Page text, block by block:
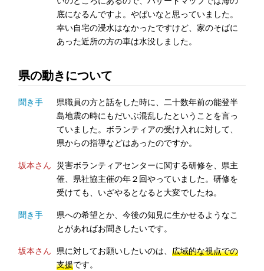
底になるんですよ。やばいなと思っていました。
幸い自宅の浸水はなかったですけど、家のそばに
あった近所の方の車は水没しました。
県の動きについて
聞き手
県職員の方と話をした時に、二十数年前の能登半
島地震の時にもだいぶ混乱したということを言っ
ていました。ボランティアの受け入れに対して、
県からの指導などはあったのですか。
坂本さん 災害ボランティアセンターに関する研修を、県主
催、県社協主催の年２回やっていました。研修を
受けても、いざやるとなると大変でしたね。
聞き手
県への希望とか、今後の知見に生かせるようなこ
とがあればお聞きしたいです。
坂本さん 県に対してお願いしたいのは、広域的な視点での
支援です。